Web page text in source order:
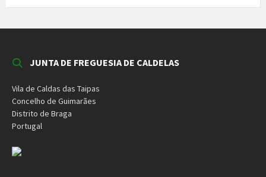
JUNTA DE FREGUESIA DE CALDELAS
Vila de Caldas das Taipas
Concelho de Guimarães
Distrito de Braga
Portugal